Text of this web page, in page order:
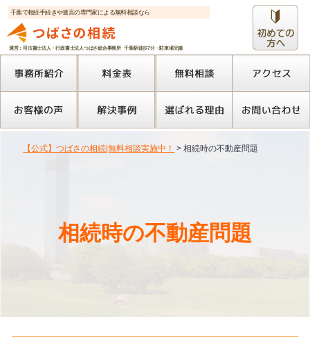
千葉で相続手続きや遺言の専門家による無料相談なら
運営：司法書士法人・行政書士法人つばさ総合事務所 千葉駅徒歩7分・駐車場完備
【公式】つばさの相続|無料相談実施中！ >相続時の不動産問題
相続時の不動産問題